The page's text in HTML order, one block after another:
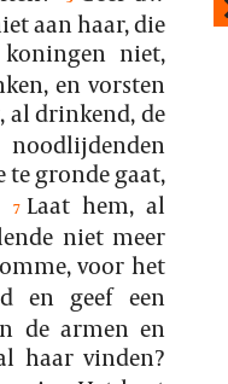
aan haar, die
niet,
en vorsten
al drinkend, de
te gronde gaat,
7 Laat hem, al
niet meer
voor het
en geef een
de armen en
haar vinden?